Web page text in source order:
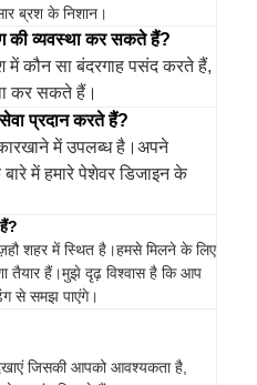
ब्रश के निशान।
की व्यवस्था कर सकते हैं?
में कौन सा बंदरगाह पसंद करते हैं,
कर सकते हैं।
प्रदान करते हैं?
में उपलब्ध है।अपने
में हमारे पेशेवर डिजाइन के
शहर में स्थित है।हमसे मिलने के लिए
तैयार हैं।मुझे दृढ़ विश्वास है कि आप
से समझ पाएंगे।
जिसकी आपको आवश्यकता है,